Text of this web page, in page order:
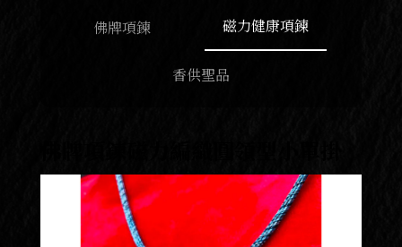
佛牌項鍊 磁力健康項鍊
香供聖品